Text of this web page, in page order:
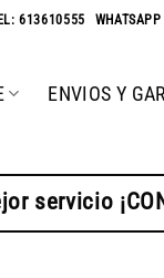
613610555 WHATSAPP
ENVIOS Y
servicio